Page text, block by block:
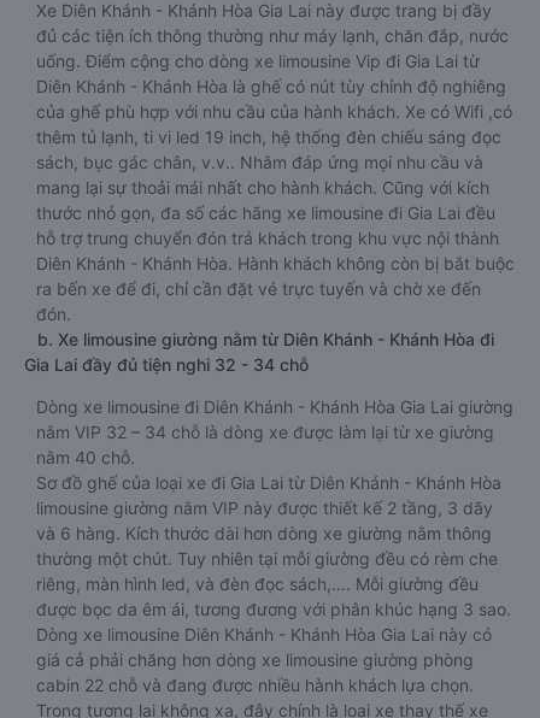
Xe Diên Khánh - Khánh Hòa Gia Lai này được trang bị đầy
đủ các tiện ích thông thường như máy lạnh, chăn đắp, nước
uống. Điểm cộng cho dòng xe limousine Vip đi Gia Lai từ
Diên Khánh - Khánh Hòa là ghế có nút tùy chỉnh độ nghiêng
của ghế phù hợp với nhu cầu của hành khách. Xe có Wifi ,có
thêm tủ lạnh, ti vi led 19 inch, hệ thống đèn chiếu sáng đọc
sách, bục gác chân, v.v.. Nhằm đáp ứng mọi nhu cầu và
mang lại sự thoải mái nhất cho hành khách. Cũng với kích
thước nhỏ gọn, đa số các hãng xe limousine đi Gia Lai đều
hỗ trợ trung chuyển đón trả khách trong khu vực nội thành
Diên Khánh - Khánh Hòa. Hành khách không còn bị bắt buộc
ra bến xe để đi, chỉ cần đặt vé trực tuyến và chờ xe đến
đón.
b. Xe limousine giường nằm từ Diên Khánh - Khánh Hòa đi
Gia Lai đầy đủ tiện nghi 32 - 34 chỗ
Dòng xe limousine đi Diên Khánh - Khánh Hòa Gia Lai giường
nằm VIP 32 – 34 chỗ là dòng xe được làm lại từ xe giường
nằm 40 chỗ.
Sơ đồ ghế của loại xe đi Gia Lai từ Diên Khánh - Khánh Hòa
limousine giường nằm VIP này được thiết kế 2 tầng, 3 dãy
và 6 hàng. Kích thước dài hơn dòng xe giường nằm thông
thường một chút. Tuy nhiên tại mỗi giường đều có rèm che
riêng, màn hình led, và đèn đọc sách,…. Mỗi giường đều
được bọc da êm ái, tương đương với phân khúc hạng 3 sao.
Dòng xe limousine Diên Khánh - Khánh Hòa Gia Lai này có
giá cả phải chăng hơn dòng xe limousine giường phòng
cabin 22 chỗ và đang được nhiều hành khách lựa chọn.
Trong tương lai không xa, đây chính là loại xe thay thế xe